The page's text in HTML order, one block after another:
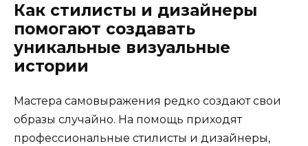
Как стилисты и дизайнеры
помогают создавать
уникальные визуальные
истории
Мастера самовыражения редко создают свои
образы случайно. На помощь приходят
профессиональные стилисты и дизайнеры,